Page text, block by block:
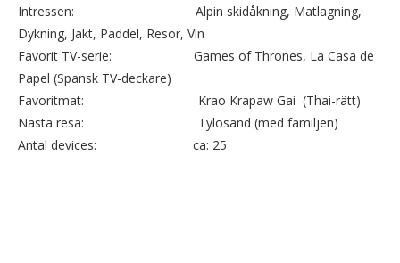
Intressen: Alpin skidåkning, Matlagning,
Dykning, Jakt, Paddel, Resor, Vin
Favorit TV-serie: Games of Thrones, La Casa de
Papel (Spansk TV-deckare)
Favoritmat: Krao Krapaw Gai (Thai-rätt)
Nästa resa: Tylösand (med familjen)
Antal devices: ca: 25